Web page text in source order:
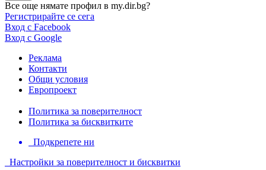
Все още нямате профил в my.dir.bg?
Регистрирайте се сега
Вход с Facebook
Вход с Google
Реклама
Контакти
Общи условия
Европроект
Политика за поверителност
Политика за бисквитките
Подкрепете ни
Настройки за поверителност и бисквитки